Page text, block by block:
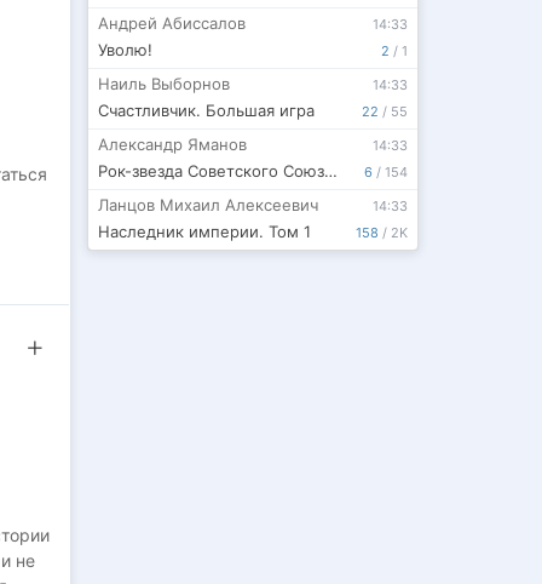
же...
не
2 / 1
14:33
Андрей Абиссалов
Уволю!
22 / 55
14:33
Наиль Выборнов
Счастливчик. Большая игра
6 / 154
14:33
Александр Яманов
Рок-звезда Советского Союза-2
158 / 2K
14:33
Ланцов Михаил Алексеевич
Наследник империи. Том 1